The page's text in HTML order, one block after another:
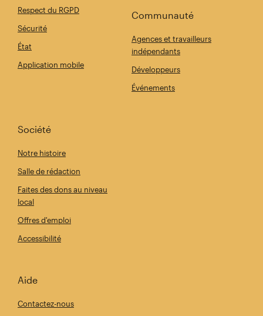
Respect du RGPD
Sécurité
État
Application mobile
Communauté
Agences et travailleurs
indépendants
Développeurs
Événements
Société
Notre histoire
Salle de rédaction
Faites des dons au niveau
local
Offres d'emploi
Accessibilité
Aide
Contactez-nous